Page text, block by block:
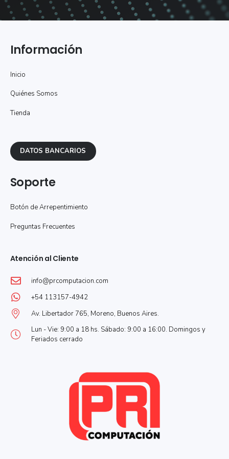
Información
Inicio
Quiénes Somos
Tienda
DATOS BANCARIOS
Soporte
Botón de Arrepentimiento
Preguntas Frecuentes
Atención al Cliente
info@prcomputacion.com
+54 113157-4942
Av. Libertador 765, Moreno, Buenos Aires.
Lun - Vie: 9:00 a 18 hs. Sábado: 9:00 a 16:00. Domingos y
Feriados cerrado